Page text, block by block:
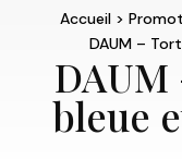
Accueil>
DAUM –
bleue